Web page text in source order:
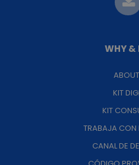
WHY &
KIT
KIT
TRABAJA CON
CANAL DE